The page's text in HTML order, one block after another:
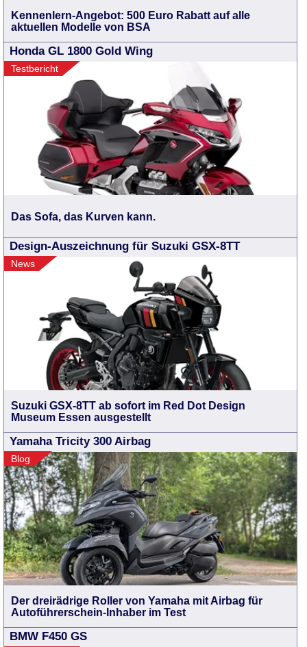
Kennenlern-Angebot: 500 Euro Rabatt auf alle
aktuellen Modelle von BSA
Honda GL 1800 Gold Wing
Testbericht
Das Sofa, das Kurven kann.
Design-Auszeichnung für Suzuki GSX-8TT
News
Suzuki GSX-8TT ab sofort im Red Dot Design
Museum Essen ausgestellt
Yamaha Tricity 300 Airbag
Blog
Der dreirädrige Roller von Yamaha mit Airbag für
Autoführerschein-Inhaber im Test
BMW F450 GS